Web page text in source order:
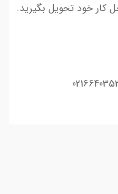
کار خود تحویل بگیرید.